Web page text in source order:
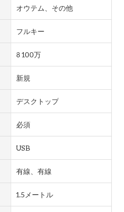
オウテム、その他
フルキー
8 100万
新規
デスクトップ
必須
USB
有線、有線
1.5メートル